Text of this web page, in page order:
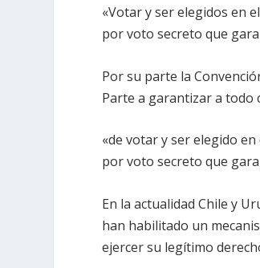
«Votar y ser elegidos en
por voto secreto que
Por su parte la
Parte a garantizar a todo
«de votar y ser elegido
por voto secreto que
En la actualidad Chile y
han habilitado un
ejercer su legítimo